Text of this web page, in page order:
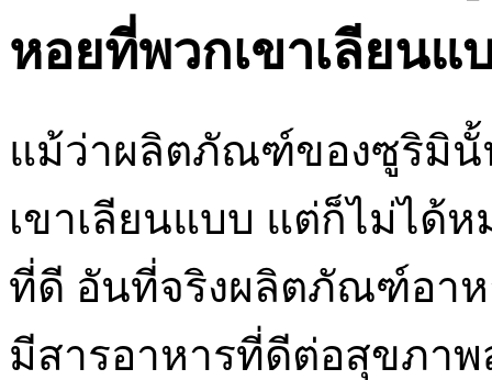
หอยที่พวกเขาเลียนแ
แม้ว่าผลิตภัณฑ์ของซูริมินั้
เขาเลียนแบบ แต่ก็ไม่ได้
ที่ดี อันที่จริงผลิตภัณฑ์อาห
มีสารอาหารที่ดีต่อสุขภา